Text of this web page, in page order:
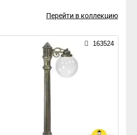
Перейти в коллекцию
163524